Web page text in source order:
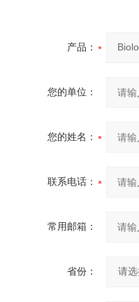
产品：
您的单位：
您的姓名：
联系电话：
常用邮箱：
省份：